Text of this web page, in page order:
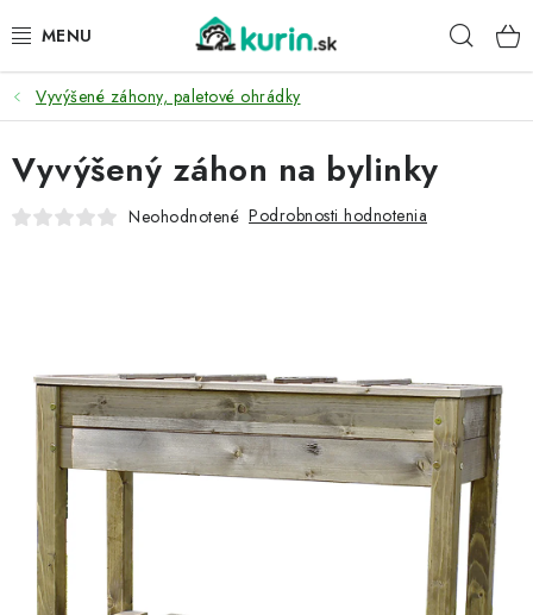
na
PRE HYDINU
PRE PSY
PRE ZAJACE
DOMÁCI WELLNESS
PRE VTÁKY
DARČEKOVÝ POUKAZ
Náš príbeh od začiatku
Vyvýšené záhony, paletové ohrádky
Vyvýšený záhon na bylinky
Neohodnotené Podrobnosti hodnotenia